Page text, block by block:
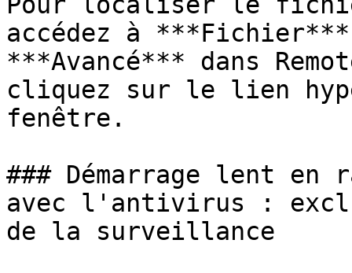
accédez à
***Avancé*** dans
cliquez sur le lien
fenêtre.
### Démarrage lent
avec l'antivirus :
de la surveillance